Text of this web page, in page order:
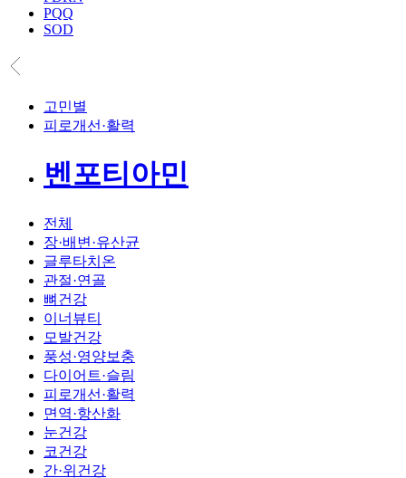
PQQ
SOD
고민별
피로개선·활력
벤포티아민
전체
장·배변·유산균
글루타치온
관절·연골
뼈건강
이너뷰티
모발건강
풍성·영양보충
다이어트·슬림
피로개선·활력
면역·항산화
눈건강
코건강
간·위건강